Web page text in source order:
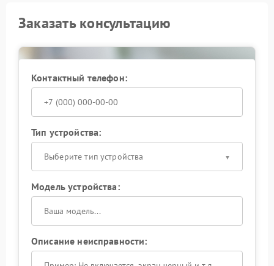
Заказать консультацию
Контактный телефон:
Тип устройства:
Выберите тип устройства
Модель устройства:
Описание неисправности: